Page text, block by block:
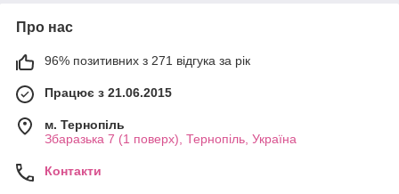
Про нас
96% позитивних з 271 відгука за рік
Працює з 21.06.2015
м. Тернопіль
Збаразька 7 (1 поверх), Тернопіль, Україна
Контакти